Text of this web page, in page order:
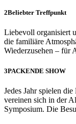
2Beliebter Treffpunkt
Liebevoll organisiert
die familiäre
Wiederzusehen – für
3PACKENDE SHOW
Jedes Jahr spielen
vereinen sich in der
Symposium. Die